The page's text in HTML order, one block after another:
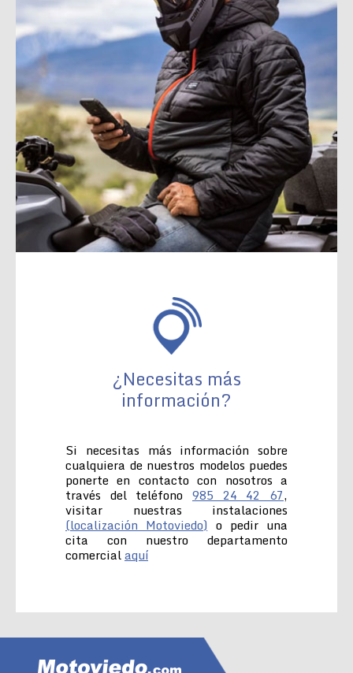
¿Necesitas más
información?
Si necesitas más información sobre
cualquiera de nuestros modelos puedes
ponerte en contacto con nosotros a
través del teléfono 985 24 42 67,
visitar nuestras instalaciones
(localización Motoviedo) o pedir una
cita con nuestro departamento
comercialaquí